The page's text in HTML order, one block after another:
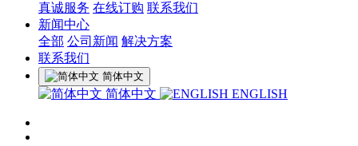
真诚服务 在线订购 联系我们
新闻中心
全部 公司新闻 解决方案
联系我们
简体中文
简体中文 ENGLISH